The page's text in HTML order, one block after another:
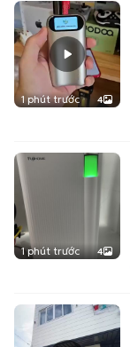
1 phút trước 4
1 phút trước 4